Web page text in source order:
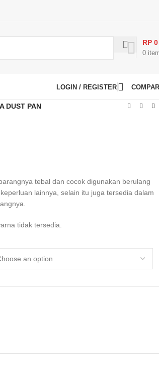
0
RP 0
LOGIN / REGISTER
DUST PAN
tebal dan cocok digunakan berulang
lainnya, selain itu juga tersedia dalam
tidak tersedia.